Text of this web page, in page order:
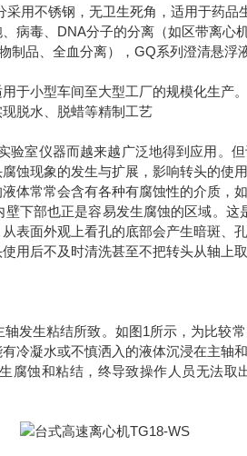
用不锈钢，无卫生死角，适用于药品
病毒、DNA分子的分离（如区带离心机
品、全血分离），GQ系列澄清悬浮
于小型车间至大型工厂的规模化生产。
脱水、脱蜡等精制工艺
验室仪器而越来越广泛地得到应用。
蚀现象的发生与扩展，影响转头的使
体常常会含有各种有腐蚀性的介质，
下部也正是容易发生腐蚀的区域。
表面外观上看孔的底部会产生暗斑、
用后不及时清洗甚至不把转头从轴上
发生粘结所致。如图1所示，为比较
冷凝水或不慎洒入的液体沉浸在主轴
腐蚀和粘结，终导致操作人员无法